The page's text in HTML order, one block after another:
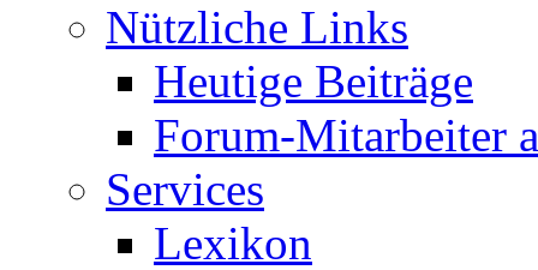
Nützliche Links
Heutige Beiträge
Forum-Mitarbeiter
Services
Lexikon